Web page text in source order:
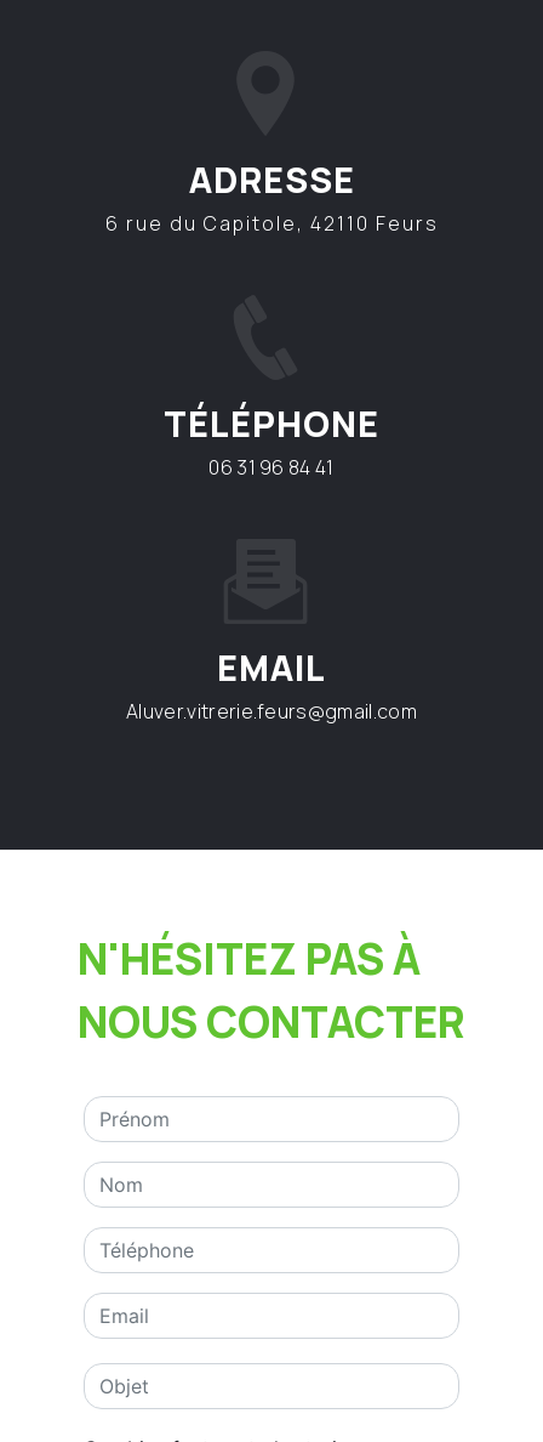
ADRESSE
6 rue du Capitole, 42110 Feurs
TÉLÉPHONE
06 31 96 84 41
EMAIL
aluver.vitrerie.feurs@gmail.com
N'HÉSITEZ PAS À
NOUS CONTACTER